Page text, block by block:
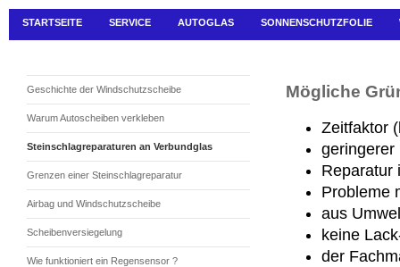
STARTSEITE SERVICE AUTOGLAS SONNENSCHUTZFOLIE
Geschichte der Windschutzscheibe
Warum Autoscheiben verkleben
Steinschlagreparaturen an Verbundglas
Grenzen einer Steinschlagreparatur
Airbag und Windschutzscheibe
Scheibenversiegelung
Wie funktioniert ein Regensensor ?
Mögliche
Zeitfaktor
geringerer
Reparatur
Probleme
aus
keine
der